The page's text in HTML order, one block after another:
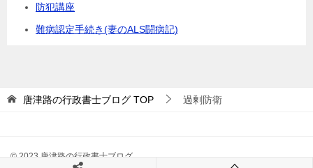
防犯講座
難病認定手続き(妻のALS闘病記)
唐津路の行政書士ブログ TOP 過剰防衛
© 2023 唐津路の行政書士ブログ